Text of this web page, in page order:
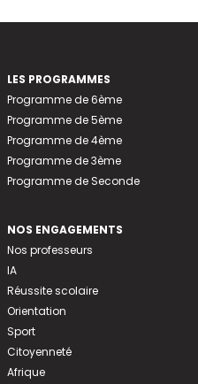
LES PROGRAMMES
Programme de 6ème
Programme de 5ème
Programme de 4ème
Programme de 3ème
Programme de Seconde
NOS ENGAGEMENTS
Nos professeurs
IA
Réussite scolaire
Orientation
Sport
Citoyenneté
Afrique